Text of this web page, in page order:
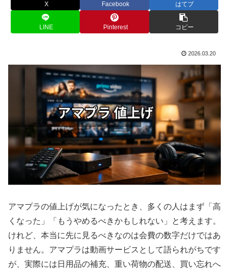
X Facebook はてブ
LINE Pinterest コピー
2026.03.20
アマプラの値上げが気になったとき、多くの人はまず「高
くなった」「もうやめるべきかもしれない」と考えます。
けれど、本当に先に見るべきなのは会費の数字だけではあ
りません。アマプラは動画サービスとして語られがちです
が、実際には日用品の補充、重い荷物の配送、買い忘れへ